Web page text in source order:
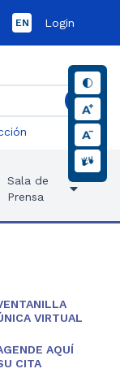
EN Login
Sala de
Prensa
VIRTUAL
AQUÍ
CITA